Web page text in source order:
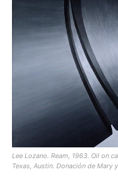
Lee Lozano. Ream, 1963. Oil on
Texas, Austin. Donación de Mary